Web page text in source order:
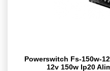
Powerswitch Fs-150w-
12v 150w Ip20